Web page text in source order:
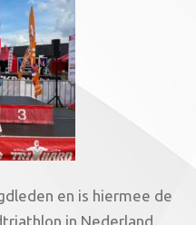
en is hiermee de
in Nederland.